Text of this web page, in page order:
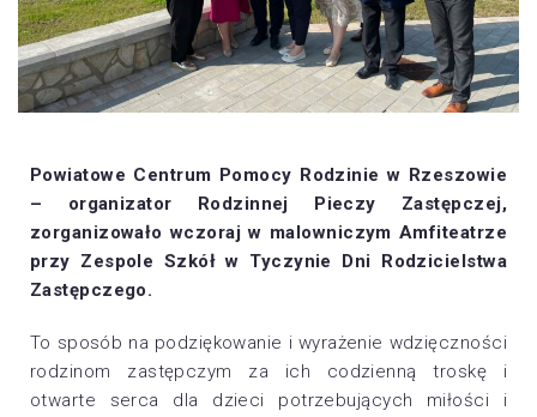
Powiatowe Centrum Pomocy Rodzinie w Rzeszowie
– organizator Rodzinnej Pieczy Zastępczej,
zorganizowało wczoraj w malowniczym Amfiteatrze
przy Zespole Szkół w Tyczynie Dni Rodzicielstwa
Zastępczego.
To sposób na podziękowanie i wyrażenie wdzięczności
rodzinom zastępczym za ich codzienną troskę i
otwarte serca dla dzieci potrzebujących miłości i